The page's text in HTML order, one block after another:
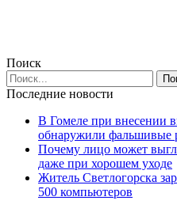
Поиск
Последние новости
В Гомеле при внесении
обнаружили фальшивые
Почему лицо может
даже при хорошем уходе
Житель Светлогорска
500 компьютеров